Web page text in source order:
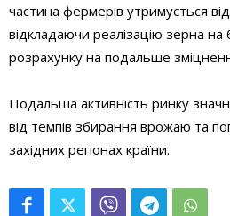
частина фермерів утримується
відкладаючи реалізацію зерна на
розрахунку на подальше
Подальша активність ринку
від темпів збирання врожаю та
західних регіонах країни.